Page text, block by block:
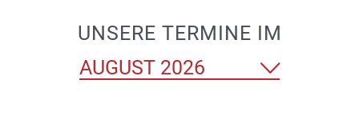
UNSERE TERMINE IM
Monat